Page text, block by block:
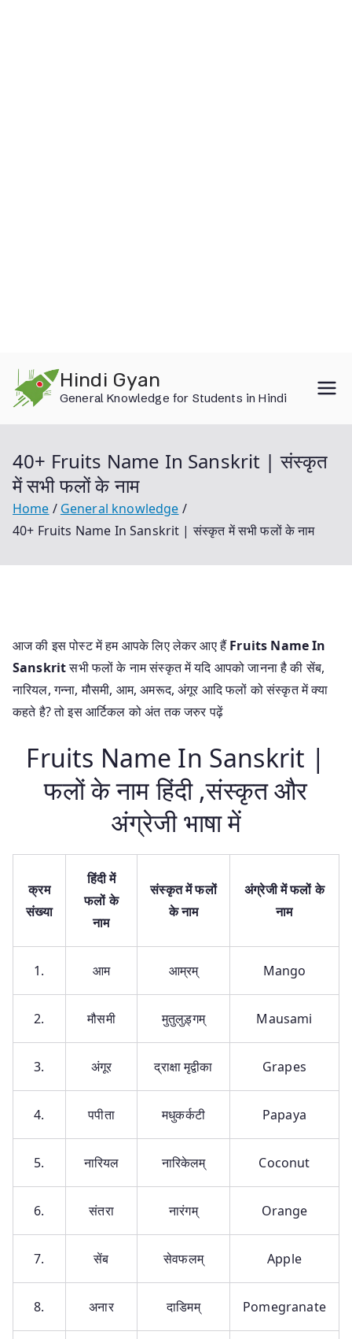
content
Hindi Gyan
General Knowledge for Students in Hindi
40+ Fruits Name In Sanskrit | संस्कृत
में सभी फलों के नाम
Home
General knowledge
40+ Fruits Name In Sanskrit | संस्कृत में सभी फलों के नाम
आज की इस पोस्ट में हम आपके लिए लेकर आए हैंFruits Name In
Sanskritसभी फलों के नाम संस्कृत में यदि आपको जानना है की सेंब,
नारियल, गन्ना, मौसमी, आम, अमरूद, अंगूर आदि फलों को संस्कृत में क्या
कहते है? तो इस आर्टिकल को अंत तक जरुर पढ़ें
Fruits Name In Sanskrit |
फलों के नाम हिंदी ,संस्कृत और
अंग्रेजी भाषा में
क्रम
संख्या
हिंदी में
फलों के
नाम
संस्कृत में फलों
के नाम
अंग्रेजी में फलों के
नाम
1. आम आम्रम् Mango
2. मौसमी मुतुलुड़्गम् Mausami
3. अंगूर द्राक्षा मृद्वीका Grapes
4. पपीता मधुकर्कटी Papaya
5. नारियल नारिकेलम् Coconut
6. संतरा नारंगम् Orange
7. सेंब सेवफलम् Apple
8. अनार दाडिमम् Pomegranate